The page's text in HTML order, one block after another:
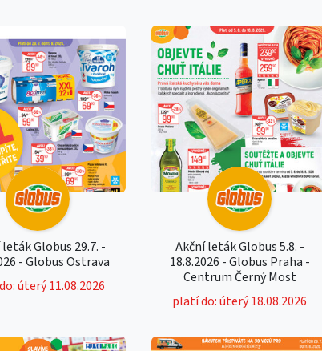
Globus 29.7. -
- Globus Ostrava
úterý 11.08.2026
Akční leták Globus 5.8. -
18.8.2026 - Globus Praha -
Centrum Černý Most
platí do: úterý 18.08.2026